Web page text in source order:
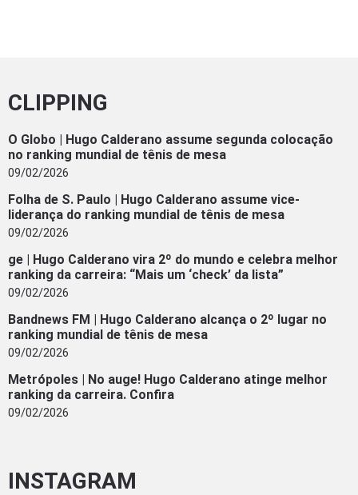
CLIPPING
O Globo | Hugo Calderano assume segunda colocação
no ranking mundial de tênis de mesa
09/02/2026
Folha de S. Paulo | Hugo Calderano assume vice-
liderança do ranking mundial de tênis de mesa
09/02/2026
ge | Hugo Calderano vira 2º do mundo e celebra melhor
ranking da carreira: “Mais um ‘check’ da lista”
09/02/2026
Bandnews FM | Hugo Calderano alcança o 2º lugar no
ranking mundial de tênis de mesa
09/02/2026
Metrópoles | No auge! Hugo Calderano atinge melhor
ranking da carreira. Confira
09/02/2026
INSTAGRAM